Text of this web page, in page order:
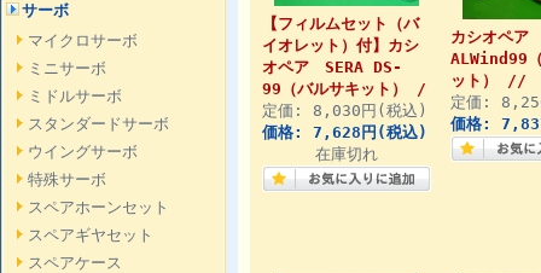
サーボ
マイクロサーボ
ミニサーボ
ミドルサーボ
スタンダードサーボ
ウイングサーボ
特殊サーボ
スペアホーンセット
スペアギヤセット
スペアケース
【フィルムセット（バ
イオレット）付】カシ
オペア SERA DS-
99（バルサキット） /
定価: 8,030円(税込)
価格: 7,628円(税込)
在庫切れ
カシオペ
ALWind99
ット） //
定価:
価格: